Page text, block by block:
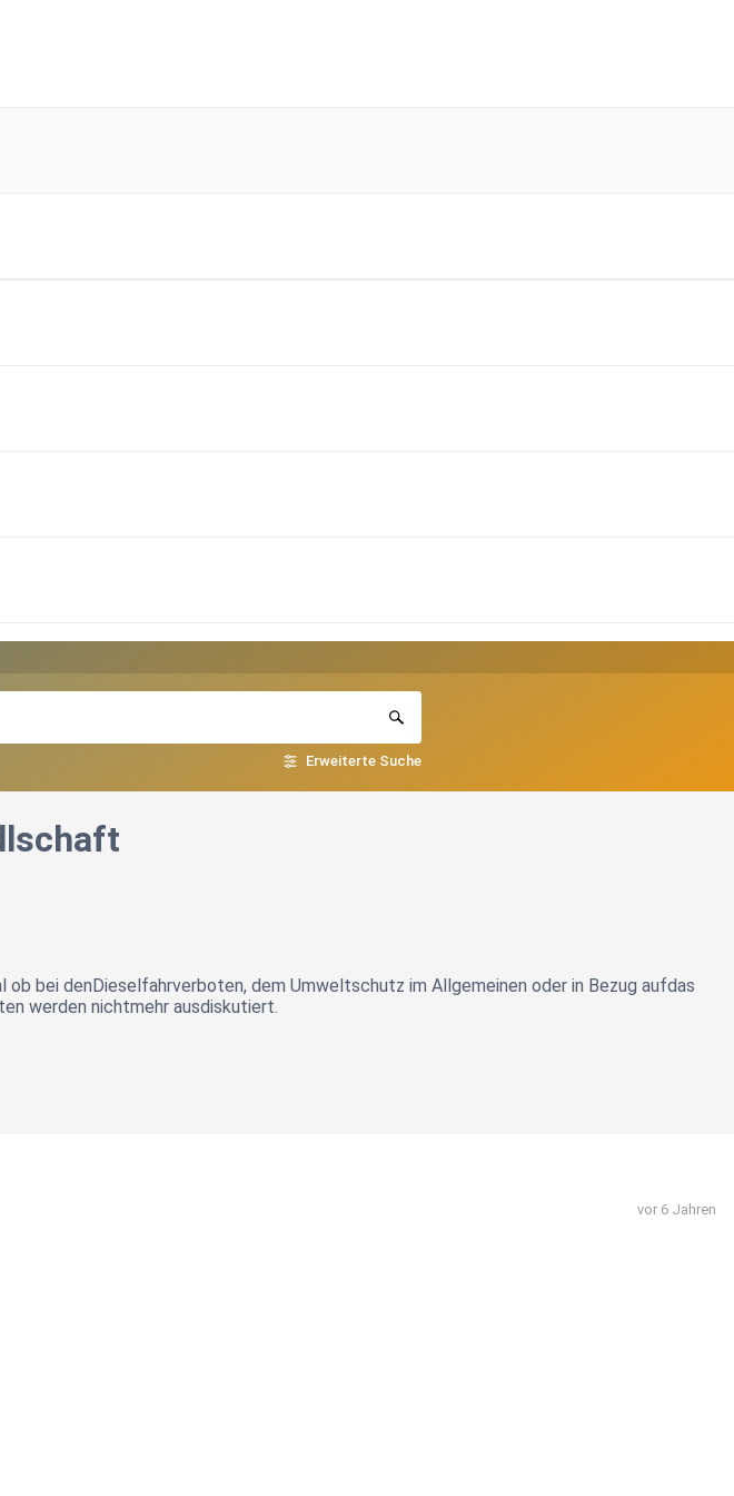
Erweiterte Suche
ob bei denDieselfahrverboten, dem Umweltschutz im Allgemeinen oder in Bezug aufdas
werden nichtmehr ausdiskutiert.
vor 6 Jahren